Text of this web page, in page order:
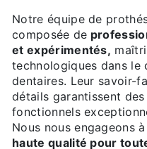
Notre équipe de
composée de
et expérimentés,
technologiques dans le
dentaires. Leur savoir-
détails garantissent
fonctionnels
Nous nous engageons
haute qualité pour